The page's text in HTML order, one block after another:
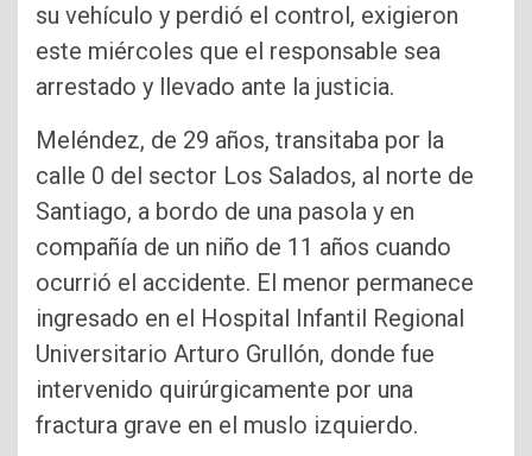
su vehículo y perdió el control, exigieron
este miércoles que el responsable sea
arrestado y llevado ante la justicia.
Meléndez, de 29 años, transitaba por la
calle 0 del sector Los Salados, al norte de
Santiago, a bordo de una pasola y en
compañía de un niño de 11 años cuando
ocurrió el accidente. El menor permanece
ingresado en el Hospital Infantil Regional
Universitario Arturo Grullón, donde fue
intervenido quirúrgicamente por una
fractura grave en el muslo izquierdo.